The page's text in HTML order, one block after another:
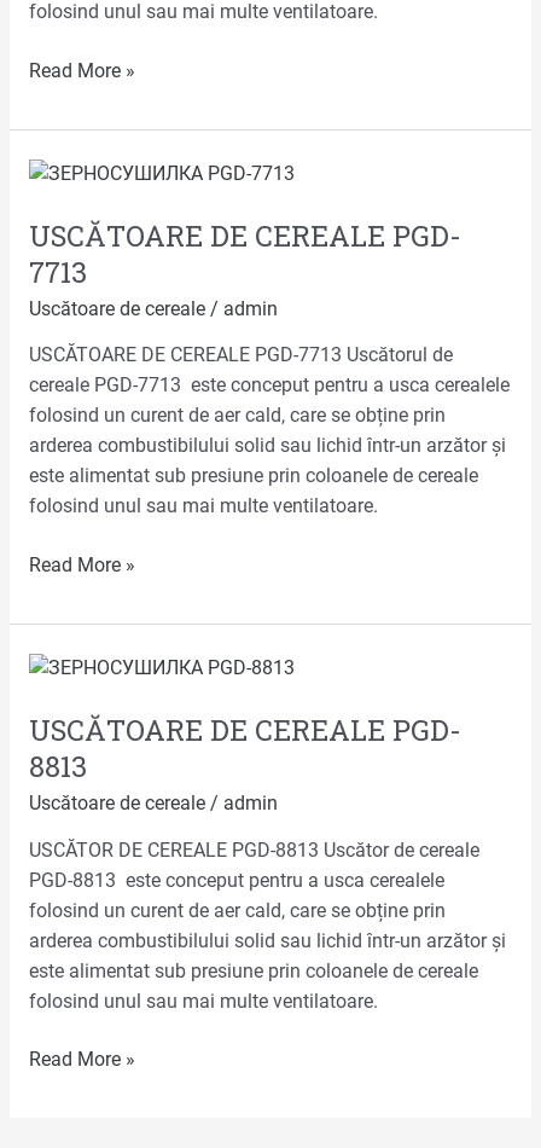
folosind unul sau mai multe ventilatoare.
Read More »
USCĂTOARE DE CEREALE PGD-
7713
Uscătoare de cereale/ admin
USCĂTOARE DE CEREALE PGD-7713 Uscătorul de
cereale PGD-7713 este conceput pentru a usca cerealele
folosind un curent de aer cald, care se obține prin
arderea combustibilului solid sau lichid într-un arzător și
este alimentat sub presiune prin coloanele de cereale
folosind unul sau mai multe ventilatoare.
USCĂTOARE
CEREALE
PGD-
Read More »
USCĂTOARE DE CEREALE PGD-
8813
Uscătoare de cereale/ admin
USCĂTOR DE CEREALE PGD-8813 Uscător de cereale
PGD-8813 este conceput pentru a usca cerealele
folosind un curent de aer cald, care se obține prin
arderea combustibilului solid sau lichid într-un arzător și
este alimentat sub presiune prin coloanele de cereale
folosind unul sau mai multe ventilatoare.
USCĂTOARE
CEREALE
PGD-
Read More »